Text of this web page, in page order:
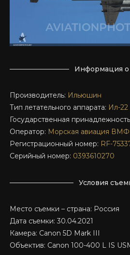
Информация
Производитель: Ильюшин
Тип летательного аппарата: Ил-22
Государственная
Оператор: Морская авиация
Регистрационный номер: RF-
Серийный номер: 0393610270
Условия
Место съемки – страна: Россия
Дата съемки: 30.04.2021
Камера: Canon 5D Mark III
Объектив: Canon 100-400 L IS